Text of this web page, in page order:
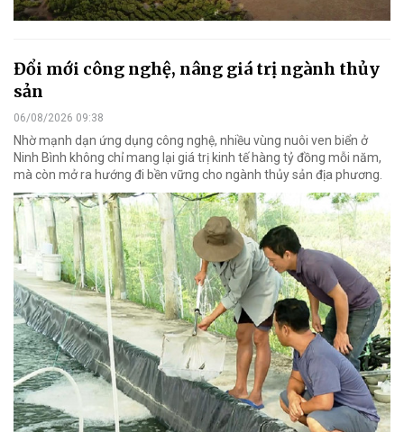
Đổi mới công nghệ, nâng giá trị ngành thủy
sản
06/08/2026 09:38
Nhờ mạnh dạn ứng dụng công nghệ, nhiều vùng nuôi ven biển ở
Ninh Bình không chỉ mang lại giá trị kinh tế hàng tỷ đồng mỗi năm,
mà còn mở ra hướng đi bền vững cho ngành thủy sản địa phương.